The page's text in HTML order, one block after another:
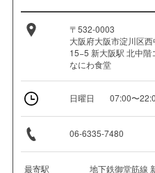
〒532-0003
大阪府大阪市淀川区西
15−5 新大阪駅 北中階
なにわ食堂
日曜日 07:00〜
06-6335-7480
最寄駅
地下鉄御堂筋線